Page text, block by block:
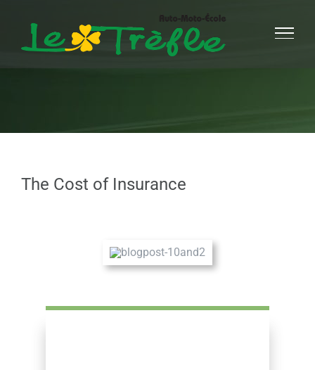
contenu
The Cost of Insurance